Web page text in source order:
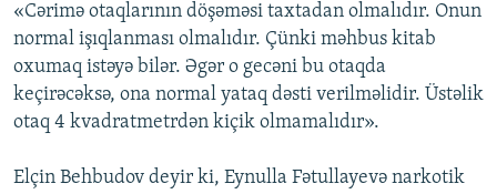
«Cərimə otaqlarının döşəməsi taxtadan olmalıdır. Onun
normal işıqlanması olmalıdır. Çünki məhbus kitab
oxumaq istəyə bilər. Əgər o gecəni bu otaqda
keçirəcəksə, ona normal yataq dəsti verilməlidir. Üstəlik
otaq 4 kvadratmetrdən kiçik olmamalıdır».
Elçin Behbudov deyir ki, Eynulla Fətullayevə narkotik